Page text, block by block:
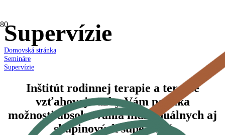
Supervízie
Domovská stránka
Semináre
Supervízie
Inštitút rodinnej terapie a terapie
vzťahovej väzby Vám ponúka
možnosti absolvovania individuálnych aj
skupinových supervízií